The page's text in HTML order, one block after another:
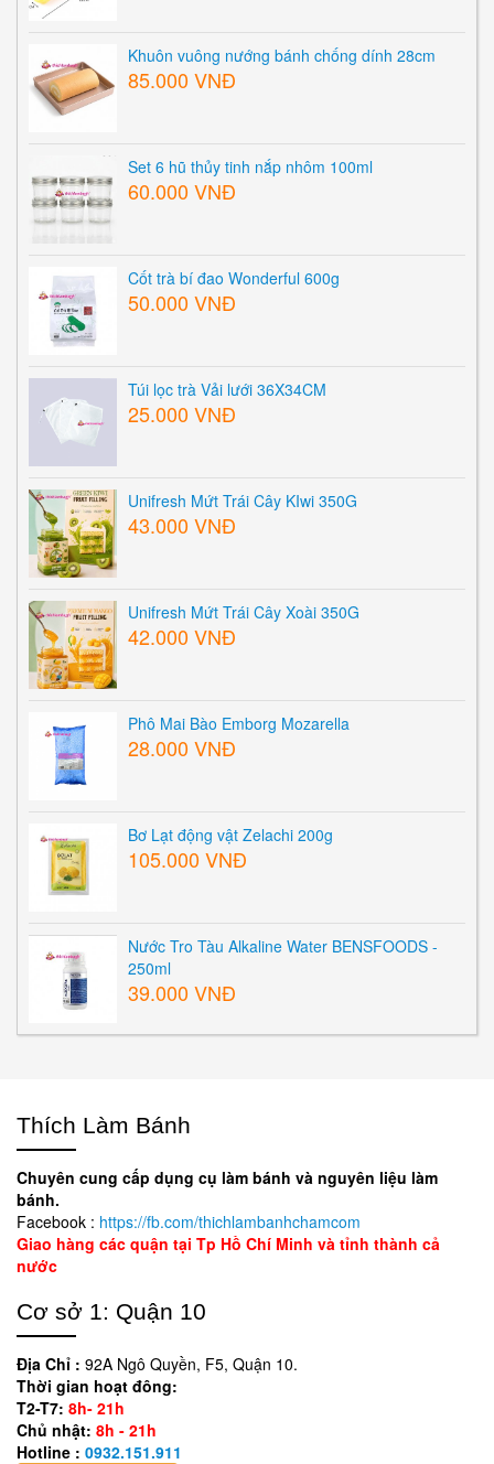
Khuôn vuông nướng bánh chống dính 28cm
85.000 VNĐ
Set 6 hũ thủy tinh nắp nhôm 100ml
60.000 VNĐ
Cốt trà bí đao Wonderful 600g
50.000 VNĐ
Túi lọc trà Vải lưới 36X34CM
25.000 VNĐ
Unifresh Mứt Trái Cây KIwi 350G
43.000 VNĐ
Unifresh Mứt Trái Cây Xoài 350G
42.000 VNĐ
Phô Mai Bào Emborg Mozarella
28.000 VNĐ
Bơ Lạt động vật Zelachi 200g
105.000 VNĐ
Nước Tro Tàu Alkaline Water BENSFOODS -
250ml
39.000 VNĐ
Thích Làm Bánh
Chuyên cung cấp dụng cụ làm bánh và nguyên liệu làm
bánh.
Facebook : https://fb.com/thichlambanhchamcom
Giao hàng các quận tại Tp Hồ Chí Minh và tỉnh thành cả
nước
Cơ sở 1: Quận 10
Địa Chỉ : 92A Ngô Quyền, F5, Quận 10.
Thời gian hoạt đông:
T2-T7: 8h- 21h
Chủ nhật: 8h - 21h
Hotline : 0932.151.911